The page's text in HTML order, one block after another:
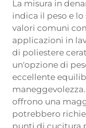
La misura in
indica il peso e
valori comuni
applicazioni in
di poliestere
un'opzione di
eccellente
offrono una
potrebbero
punti di cucitura